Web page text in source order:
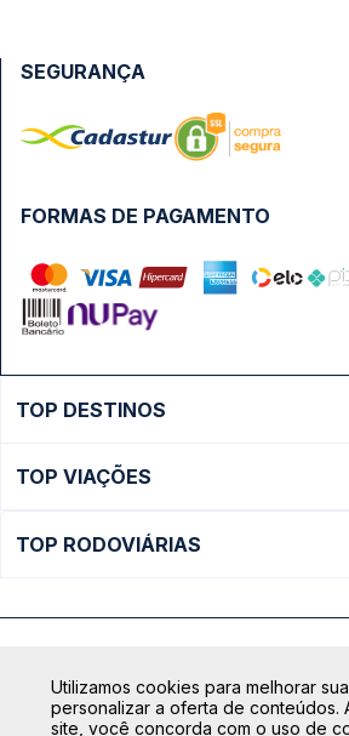
FORMAS DE PAGAMENTO
SEGURANÇA
TOP DESTINOS
Ônibus São Paulo
Ônibus Brasília
TOP VIAÇÕES
Passagens Pássaro Marron
+ Viações
TOP RODOVIÁRIAS
Rodoviária Curitiba
Comercial Alphaville, Barueri - SP |
CNPJ: 18.087.991/0001-57 |
Utilizamos cookies para melhorar
personalizar a oferta de conteúdos.
site, você concorda com o uso de